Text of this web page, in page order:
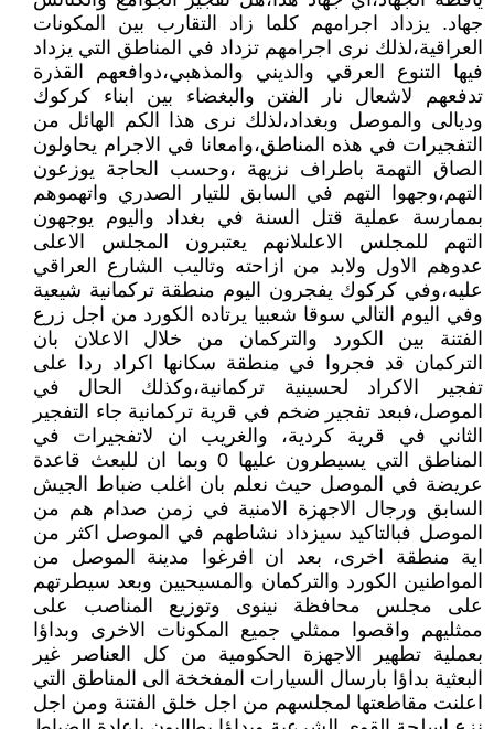
جهاد. يزداد اجرامهم كلما زاد التقارب بين المكونات
العراقية،لذلك نرى اجرامهم تزداد في المناطق التي يزداد
فيها التنوع العرقي والديني والمذهبي،دوافعهم القذرة
تدفعهم لاشعال نار الفتن والبغضاء بين ابناء كركوك
وديالى والموصل وبغداد،لذلك نرى هذا الكم الهائل من
التفجيرات في هذه المناطق،وامعانا في الاجرام يحاولون
الصاق التهمة باطراف نزيهة ،وحسب الحاجة يوزعون
التهم،وجهوا التهم في السابق للتيار الصدري واتهموهم
بممارسة عملية قتل السنة في بغداد واليوم يوجهون
التهم للمجلس الاعلىلانهم يعتبرون المجلس الاعلى
عدوهم الاول ولابد من ازاحته وتاليب الشارع العراقي
عليه،وفي كركوك يفجرون اليوم منطقة تركمانية شيعية
وفي اليوم التالي سوقا شعبيا يرتاده الكورد من اجل زرع
الفتنة بين الكورد والتركمان من خلال الاعلان بان
التركمان قد فجروا في منطقة سكانها اكراد ردا على
تفجير الاكراد لحسينية تركمانية،وكذلك الحال في
الموصل،فبعد تفجير ضخم في قرية تركمانية جاء التفجير
الثاني في قرية كردية، والغريب ان لاتفجيرات في
المناطق التي يسيطرون عليها 0 وبما ان للبعث قاعدة
عريضة في الموصل حيث نعلم بان اغلب ضباط الجيش
السابق ورجال الاجهزة الامنية في زمن صدام هم من
الموصل فبالتاكيد سيزداد نشاطهم في الموصل اكثر من
اية منطقة اخرى، بعد ان افرغوا مدينة الموصل من
المواطنين الكورد والتركمان والمسيحيين وبعد سيطرتهم
على مجلس محافظة نينوى وتوزيع المناصب على
ممثليهم واقصوا ممثلي جميع المكونات الاخرى وبداؤا
بعملية تطهير الاجهزة الحكومية من كل العناصر غير
البعثية بداؤا بارسال السيارات المفخخة الى المناطق التي
اعلنت مقاطعتها لمجلسهم من اجل خلق الفتنة ومن اجل